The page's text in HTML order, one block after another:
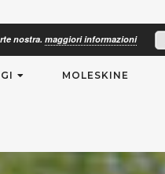
MOLESKINE
nostra. maggiori informazioni